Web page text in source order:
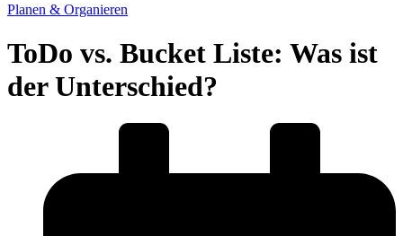
Planen & Organieren
ToDo vs. Bucket Liste: Was ist
der Unterschied?